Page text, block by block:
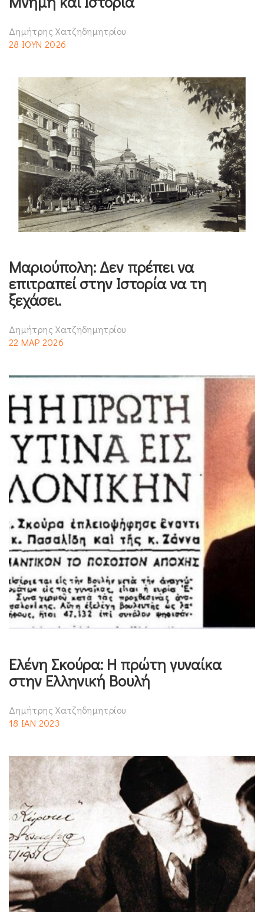
Δημήτρης Χατζηδημητρίου
28 ΙΟΥΝ 2026
Μαριούπολη: Δεν πρέπει να
επιτραπεί στην Ιστορία να τη
ξεχάσει.
Δημήτρης Χατζηδημητρίου
22 ΜΑΡ 2026
Ελένη Σκούρα: Η πρώτη γυναίκα
στην Ελληνική Βουλή
Δημήτρης Χατζηδημητρίου
18 ΙΑΝ 2023